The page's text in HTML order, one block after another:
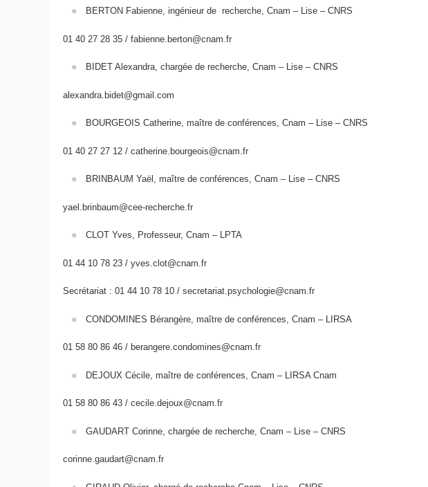
BERTON Fabienne, ingénieur de recherche, Cnam – Lise – CNRS
01 40 27 28 35 / fabienne.berton@cnam.fr
BIDET Alexandra, chargée de recherche, Cnam – Lise – CNRS
alexandra.bidet@gmail.com
BOURGEOIS Catherine, maître de conférences, Cnam – Lise – CNRS
01 40 27 27 12 / catherine.bourgeois@cnam.fr
BRINBAUM Yaël, maître de conférences, Cnam – Lise – CNRS
yael.brinbaum@cee-recherche.fr
CLOT Yves, Professeur, Cnam – LPTA
01 44 10 78 23 / yves.clot@cnam.fr
Secrétariat : 01 44 10 78 10 / secretariat.psychologie@cnam.fr
CONDOMINES Bérangère, maître de conférences, Cnam – LIRSA
01 58 80 86 46 / berangere.condomines@cnam.fr
DEJOUX Cécile, maître de conférences, Cnam – LIRSA Cnam
01 58 80 86 43 / cecile.dejoux@cnam.fr
GAUDART Corinne, chargée de recherche, Cnam – Lise – CNRS
corinne.gaudart@cnam.fr